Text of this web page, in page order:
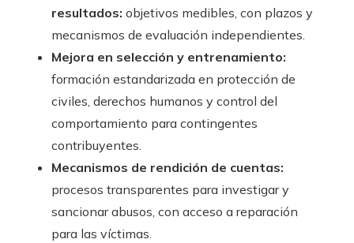
resultados: objetivos medibles, con plazos y
mecanismos de evaluación independientes.
Mejora en selección y entrenamiento:
formación estandarizada en protección de
civiles, derechos humanos y control del
comportamiento para contingentes
contribuyentes.
Mecanismos de rendición de cuentas:
procesos transparentes para investigar y
sancionar abusos, con acceso a reparación
para las víctimas.